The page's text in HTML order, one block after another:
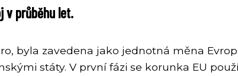
v průběhu let.
byla zavedena jako jednotná měna
státy. V první fázi se korunka EU